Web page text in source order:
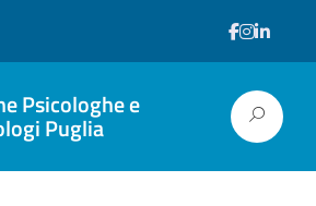
Psicologhe e
Puglia